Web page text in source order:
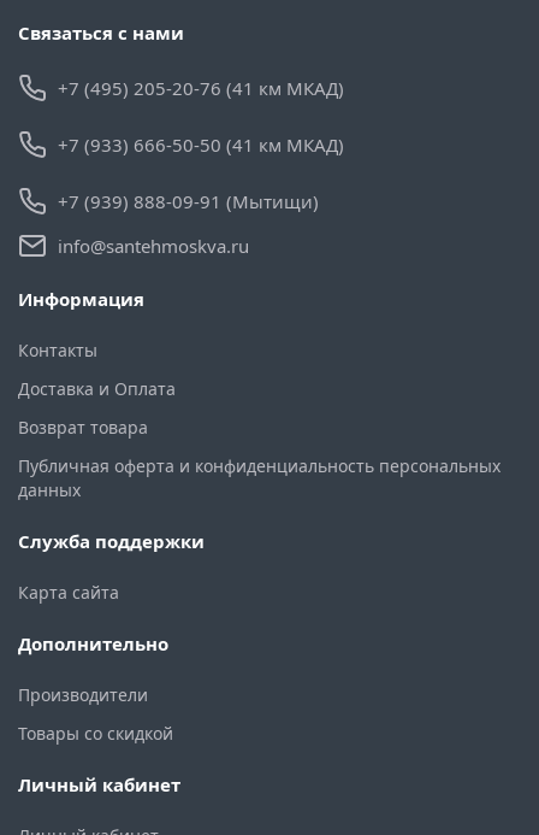
Связаться с нами
+7 (495) 205-20-76 (41 км МКАД)
+7 (933) 666-50-50 (41 км МКАД)
+7 (939) 888-09-91 (Мытищи)
info@santehmoskva.ru
Информация
Контакты
Доставка и Оплата
Возврат товара
Публичная оферта и конфиденциальность персональных
данных
Служба поддержки
Карта сайта
Дополнительно
Производители
Товары со скидкой
Личный кабинет